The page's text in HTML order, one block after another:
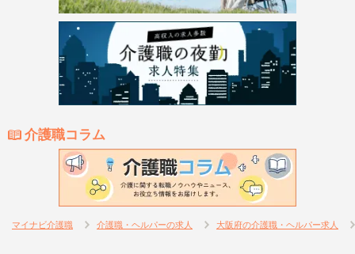
介護職コラム
マイナビ介護職 介護職・ヘルパーの求人 大阪府の介護職・ヘルパー求人